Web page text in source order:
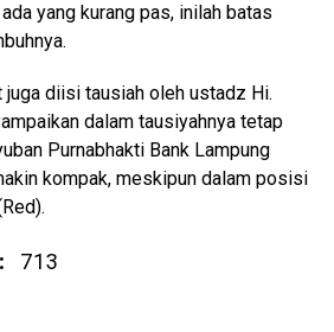
yang kurang pas, inilah batas
juga diisi tausiah oleh ustadz Hi.
dalam tausiyahnya tetap
Purnabhakti Bank Lampung
kompak, meskipun dalam posisi
713